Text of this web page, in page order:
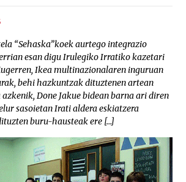
“Sehaska”koek aurtego integrazio
esan digu Irulegiko Irratiko kazetari
Ikea multinazionalaren inguruan
behi hazkuntzak dituztenen artean
Done Jakue bidean barna ari diren
sasoietan Irati aldera eskiatzera
buru-hausteak ere […]